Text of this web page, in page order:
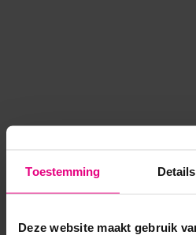
Toestemming Details
Deze website maakt gebruik